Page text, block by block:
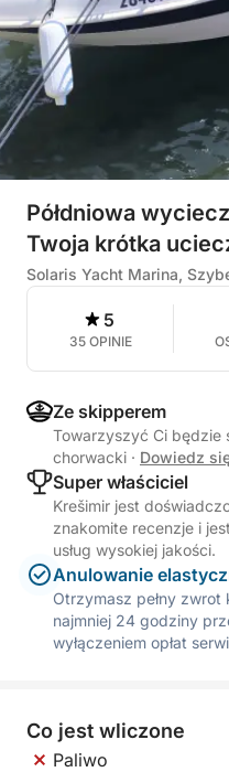
Półdniowa
Twoja krótka
Solaris Yacht Marina,
5
35 OPINIE
Ze skipperem
Towarzyszyć Ci będzie
chorwacki · Dowiedz
Super właściciel
Krešimir jest
znakomite recenzje i
usług wysokiej jakości.
Anulowanie
Otrzymasz pełny zwrot
najmniej 24 godziny
wyłączeniem opłat
Co jest wliczone
Paliwo